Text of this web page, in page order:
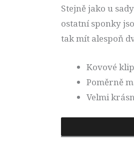
Stejně jako u
ostatní sponky
tak mít alespoň
Kovové
Poměrně
Velmi